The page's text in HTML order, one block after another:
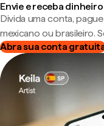
Envie e receba
Divida uma conta,
mexicano ou brasileiro.
Abra sua conta